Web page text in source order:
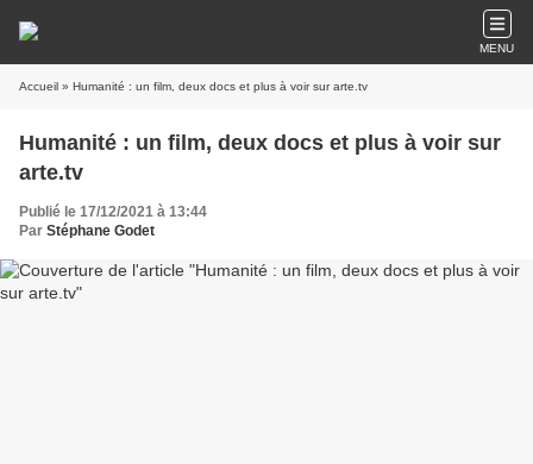
MENU
Accueil » Humanité : un film, deux docs et plus à voir sur arte.tv
Humanité : un film, deux docs et plus à voir sur
arte.tv
Publié le 17/12/2021 à 13:44
Par Stéphane Godet